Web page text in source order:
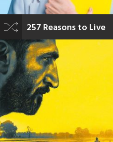
257 Reasons to Live